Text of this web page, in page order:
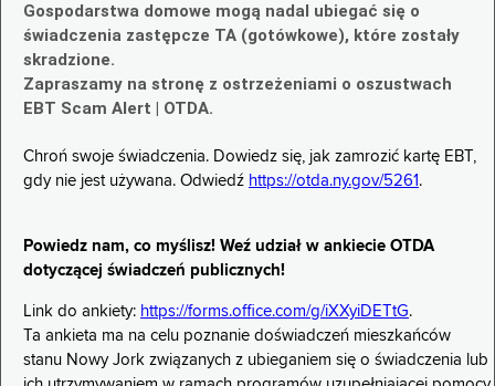
Gospodarstwa domowe mogą nadal ubiegać się o
świadczenia zastępcze TA (gotówkowe), które zostały
skradzione.
Zapraszamy na stronę z ostrzeżeniami o oszustwach
EBT Scam Alert | OTDA.
Chroń swoje świadczenia. Dowiedz się, jak zamrozić kartę EBT,
gdy nie jest używana. Odwiedź https://otda.ny.gov/5261 .
Powiedz nam, co myślisz! Weź udział w ankiecie OTDA
dotyczącej świadczeń publicznych!
Link do ankiety: https://forms.office.com/g/iXXyiDETtG.
Ta ankieta ma na celu poznanie doświadczeń mieszkańców
stanu Nowy Jork związanych z ubieganiem się o świadczenia lub